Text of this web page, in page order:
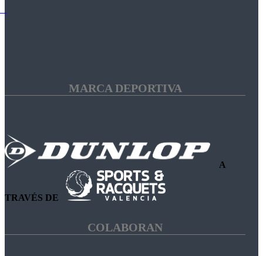
MARCA DEPORTIVA
A
TRAVÉS DE
COLABORAN